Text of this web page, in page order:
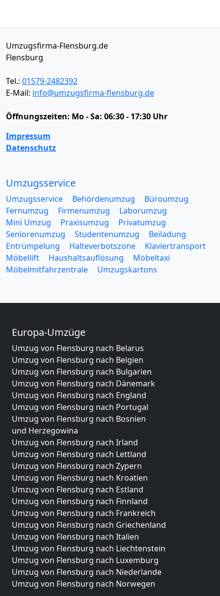
Umzugsfirma-Flensburg.de
Flensburg
Tel.: 01579-2482392
E-Mail: info@umzugsfirma-flensburg.de
Öffnungszeiten: Mo - Sa: 06:30 - 17:30 Uhr
Impressum
Datenschutz
Umzugsservice
Umzugsservice Behördenumzug
Büroumzug
Fernumzug
Firmenumzug
Laborumzug
Mini Umzug
Praxisumzug
Privatumzug
Seniorenumzug
Studentenumzug
Beiladung
Entrümpelung
Halteverbotszone
Klaviertransport
Möbellift
Haushaltsauflösung
Möbeltaxi
Möbelmitfahrzentrale
Umzugskartons
Europa-Umzüge
Umzug von Flensburg nach Belarus
Umzug von Flensburg nach Belgien
Umzug von Flensburg nach Bulgarien
Umzug von Flensburg nach Dänemark
Umzug von Flensburg nach England
Umzug von Flensburg nach Portugal
Umzug von Flensburg nach Bosnien
und Herzegowina
Umzug von Flensburg nach Irland
Umzug von Flensburg nach Lettland
Umzug von Flensburg nach Zypern
Umzug von Flensburg nach Kroatien
Umzug von Flensburg nach Estland
Umzug von Flensburg nach Finnland
Umzug von Flensburg nach Frankreich
Umzug von Flensburg nach Griechenland
Umzug von Flensburg nach Italien
Umzug von Flensburg nach Liechtenstein
Umzug von Flensburg nach Luxemburg
Umzug von Flensburg nach Niederlande
Umzug von Flensburg nach Norwegen